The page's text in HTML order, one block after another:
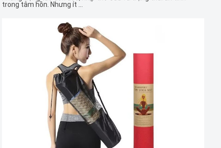
trong tâm hồn. Nhưng ít ...